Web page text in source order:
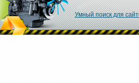
Умный поиск для